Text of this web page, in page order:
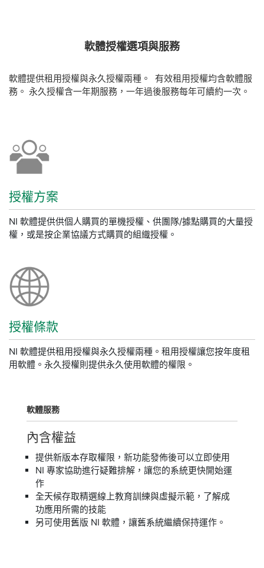
軟體授權選項與服務
軟體提供租用授權與永久授權兩種。 有效租用授權均含軟體服
務。 永久授權含一年期服務，一年過後服務每年可續約一次。
授權方案
NI 軟體提供供個人購買的單機授權、供團隊/據點購買的大量授
權，或是按企業協議方式購買的組織授權。
授權條款
NI 軟體提供租用授權與永久授權兩種。租用授權讓您按年度租
用軟體。永久授權則提供永久使用軟體的權限。
軟體服務
內含權益
提供新版本存取權限，新功能發佈後可以立即使用
NI 專家協助進行疑難排解，讓您的系統更快開始運
作
全天候存取精選線上教育訓練與虛擬示範，了解成
功應用所需的技能
另可使用舊版 NI 軟體，讓舊系統繼續保持運作。